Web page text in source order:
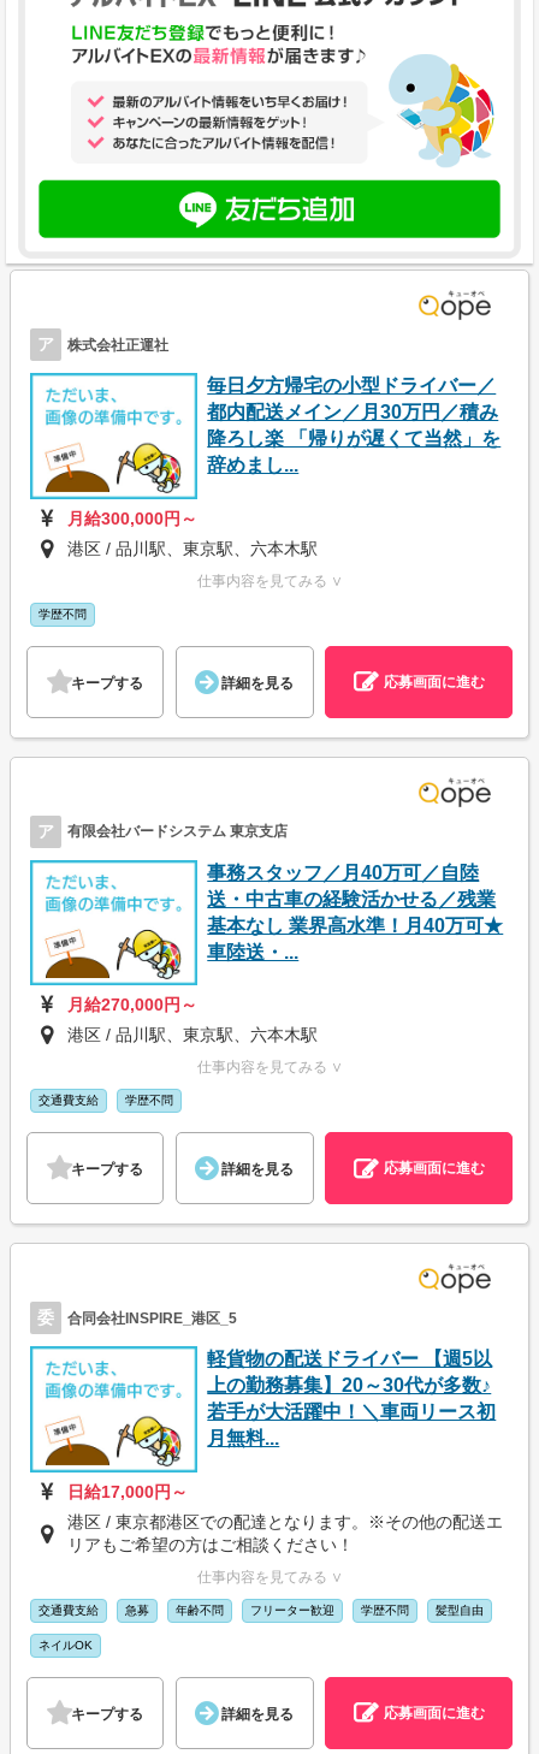
ア 株式会社正運社
毎日夕方帰宅の小型ドライバー／
都内配送メイン／月30万円／積み
降ろし楽 「帰りが遅くて当然」を
辞めまし...
月給300,000円～
港区 / 品川駅、東京駅、六本木駅
仕事内容を見てみる ∨
学歴不問
キープする 詳細を見る 応募画面に進む
ア 有限会社バードシステム 東京支店
事務スタッフ／月40万可／自陸
送・中古車の経験活かせる／残業
基本なし 業界高水準！月40万可★
車陸送・...
月給270,000円～
港区 / 品川駅、東京駅、六本木駅
仕事内容を見てみる ∨
交通費支給 学歴不問
キープする 詳細を見る 応募画面に進む
委 合同会社INSPIRE_港区_5
軽貨物の配送ドライバー 【週5以
上の勤務募集】20～30代が多数♪
若手が大活躍中！＼車両リース初
月無料...
日給17,000円～
港区 / 東京都港区での配達となります。※その他の配送エ
リアもご希望の方はご相談ください！
仕事内容を見てみる ∨
交通費支給 急募 年齢不問 フリーター歓迎 学歴不問 髪型自由
ネイルOK
キープする 詳細を見る 応募画面に進む